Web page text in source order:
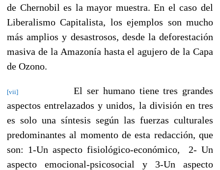
de Chernobil es la mayor muestra. En el caso del
Liberalismo Capitalista, los ejemplos son mucho
más amplios y desastrosos, desde la deforestación
masiva de la Amazonía hasta el agujero de la Capa
de Ozono.
[vii]
El ser humano tiene tres grandes
aspectos entrelazados y unidos, la división en tres
es solo una síntesis según las fuerzas culturales
predominantes al momento de esta redacción, que
son: 1-Un aspecto fisiológico-económico,
2- Un
aspecto emocional-psicosocial y 3-Un aspecto